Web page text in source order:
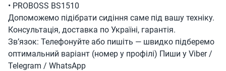
• PROBOSS BS1510
Допоможемо підібрати сидіння саме під вашу техніку.
Консультація, доставка по Україні, гарантія.
Зв’язок: Телефонуйте або пишіть — швидко підберемо
оптимальний варіант (номер у профілі) Пиши у Viber /
Telegram / WhatsApp